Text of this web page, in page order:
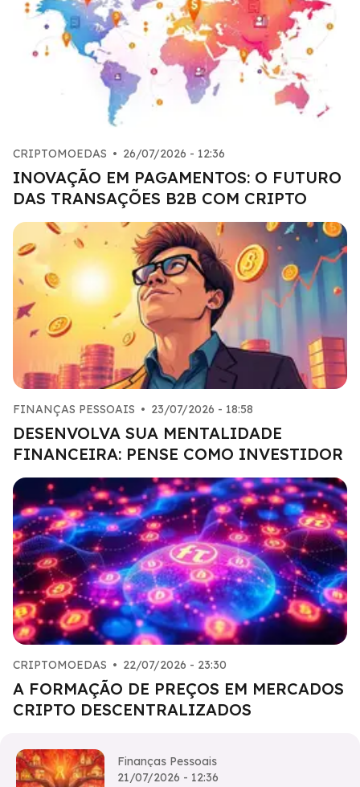
CRIPTOMOEDAS • 26/07/2026 - 12:36
INOVAÇÃO EM PAGAMENTOS: O FUTURO
DAS TRANSAÇÕES B2B COM CRIPTO
FINANÇAS PESSOAIS • 23/07/2026 - 18:58
DESENVOLVA SUA MENTALIDADE
FINANCEIRA: PENSE COMO INVESTIDOR
CRIPTOMOEDAS • 22/07/2026 - 23:30
A FORMAÇÃO DE PREÇOS EM MERCADOS
CRIPTO DESCENTRALIZADOS
Finanças Pessoais
21/07/2026 - 12:36